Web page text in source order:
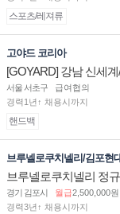
스포츠/레져류
고야드 코리아
[GOYARD] 강남 신세
sociate 채용
서울 서초구
급여협의
경력1년↑ 채용시까지
핸드백
브루넬로쿠치넬리/김포현
브루넬로쿠치넬리 정
경기 김포시 월급2,500,000원
경력3년↑ 채용시까지